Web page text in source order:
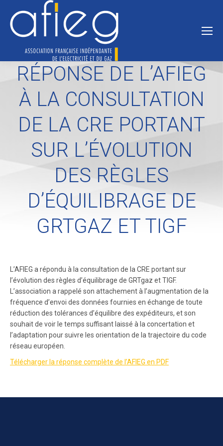
RÉPONSE DE L’AFIEG
À LA CONSULTATION
DE LA CRE PORTANT
SUR L’ÉVOLUTION
DES RÈGLES
D’ÉQUILIBRAGE DE
GRTGAZ ET TIGF
L’AFIEG a répondu à la consultation de la CRE portant sur
l’évolution des règles d’équilibrage de GRTgaz et TIGF.
L’association a rappelé son attachement à l’augmentation de la
fréquence d’envoi des données fournies en échange de toute
réduction des tolérances d’équilibre des expéditeurs, et son
souhait de voir le temps suffisant laissé à la concertation et
l’adaptation pour suivre les orientation de la trajectoire du code
réseau européen.
Télécharger la réponse complète de l’AFIEG en PDF